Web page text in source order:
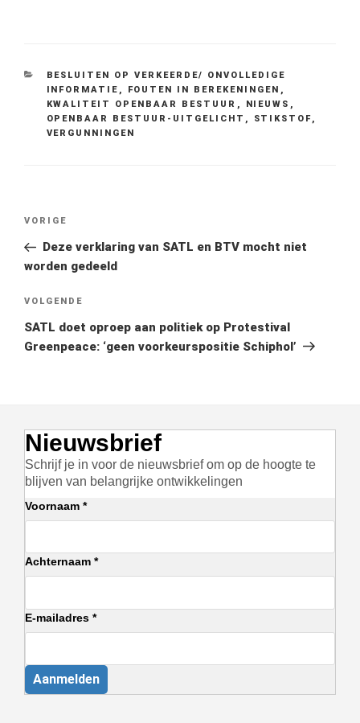
CATEGORIEËN
BESLUITEN OP VERKEERDE/ ONVOLLEDIGE
INFORMATIE , FOUTEN IN BEREKENINGEN ,
KWALITEIT OPENBAAR BESTUUR , NIEUWS ,
OPENBAAR BESTUUR-UITGELICHT , STIKSTOF,
VERGUNNINGEN
Bericht
Vorig
bericht
VORIGE
Deze verklaring van SATL en BTV mocht niet
worden gedeeld
Volgend
bericht
VOLGENDE
SATL doet oproep aan politiek op Protestival
Greenpeace: ‘geen voorkeurspositie Schiphol’
Nieuwsbrief
Schrijf je in voor de nieuwsbrief om op de hoogte te
blijven van belangrijke ontwikkelingen
Voornaam *
Achternaam *
E-mailadres *
Aanmelden